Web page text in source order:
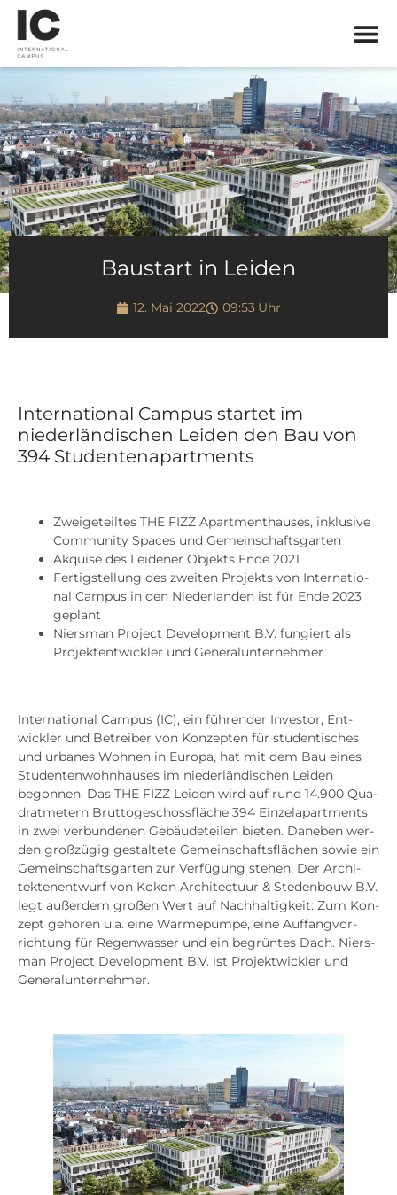
Baustart in Leiden
12. Mai 2022 09:53 Uhr
International Campus startet im
niederländischen Leiden den Bau von
394 Studentenapartments
Zwei­ge­teil­tes THE FIZZ Apart­ment­hau­ses, inklu­si­ve
Com­mu­ni­ty Spaces und Gemein­schafts­gar­ten
Akqui­se des Lei­de­ner Objekts Ende 2021
Fer­tig­stel­lung des zwei­ten Pro­jekts von Inter­na­tio­
nal Cam­pus in den Nie­der­lan­den ist für Ende 2023
geplant
Niers­man Pro­ject Deve­lo­p­ment B.V. fun­giert als
Pro­jekt­ent­wick­ler und Gene­ral­un­ter­neh­mer
Inter­na­tio­nal Cam­pus (IC), ein füh­ren­der Inves­tor, Ent­
wick­ler und Betrei­ber von Kon­zep­ten für stu­den­ti­sches
und urba­nes Woh­nen in Euro­pa, hat mit dem Bau eines
Stu­den­ten­wohn­hau­ses im nie­der­län­di­schen Lei­den
begon­nen. Das THE FIZZ Lei­den wird auf rund 14.900 Qua­
drat­me­tern Brut­to­ge­schoss­flä­che 394 Ein­zel­a­part­ments
in zwei ver­bun­de­nen Gebäu­de­tei­len bie­ten. Dane­ben wer­
den groß­zü­gig gestal­te­te Gemein­schafts­flä­chen sowie ein
Gemein­schafts­gar­ten zur Ver­fü­gung ste­hen. Der Archi­
tek­ten­ent­wurf von Kokon Archi­tec­tuur & Steden­bouw B.V.
legt außer­dem gro­ßen Wert auf Nach­hal­tig­keit: Zum Kon­
zept gehö­ren u.a. eine Wär­me­pum­pe, eine Auf­fang­vor­
rich­tung für Regen­was­ser und ein begrün­tes Dach. Niers­
man Pro­ject Deve­lo­p­ment B.V. ist Pro­jekt­wick­ler und
Gene­ral­un­ter­neh­mer.